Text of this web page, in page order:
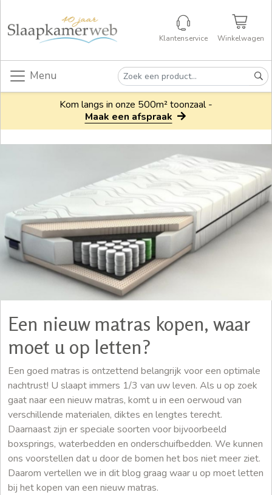
Klantenservice Winkelwagen
Menu
Kom langs in onze 500m² toonzaal -
Maak een afspraak
Een nieuw matras kopen, waar
moet u op letten?
Een goed matras is ontzettend belangrijk voor een optimale
nachtrust! U slaapt immers 1/3 van uw leven. Als u op zoek
gaat naar een nieuw matras, komt u in een oerwoud van
verschillende materialen, diktes en lengtes terecht.
Daarnaast zijn er speciale soorten voor bijvoorbeeld
boxsprings, waterbedden en onderschuifbedden. We kunnen
ons voorstellen dat u door de bomen het bos niet meer ziet.
Daarom vertellen we in dit blog graag waar u op moet letten
bij het kopen van een nieuw matras.